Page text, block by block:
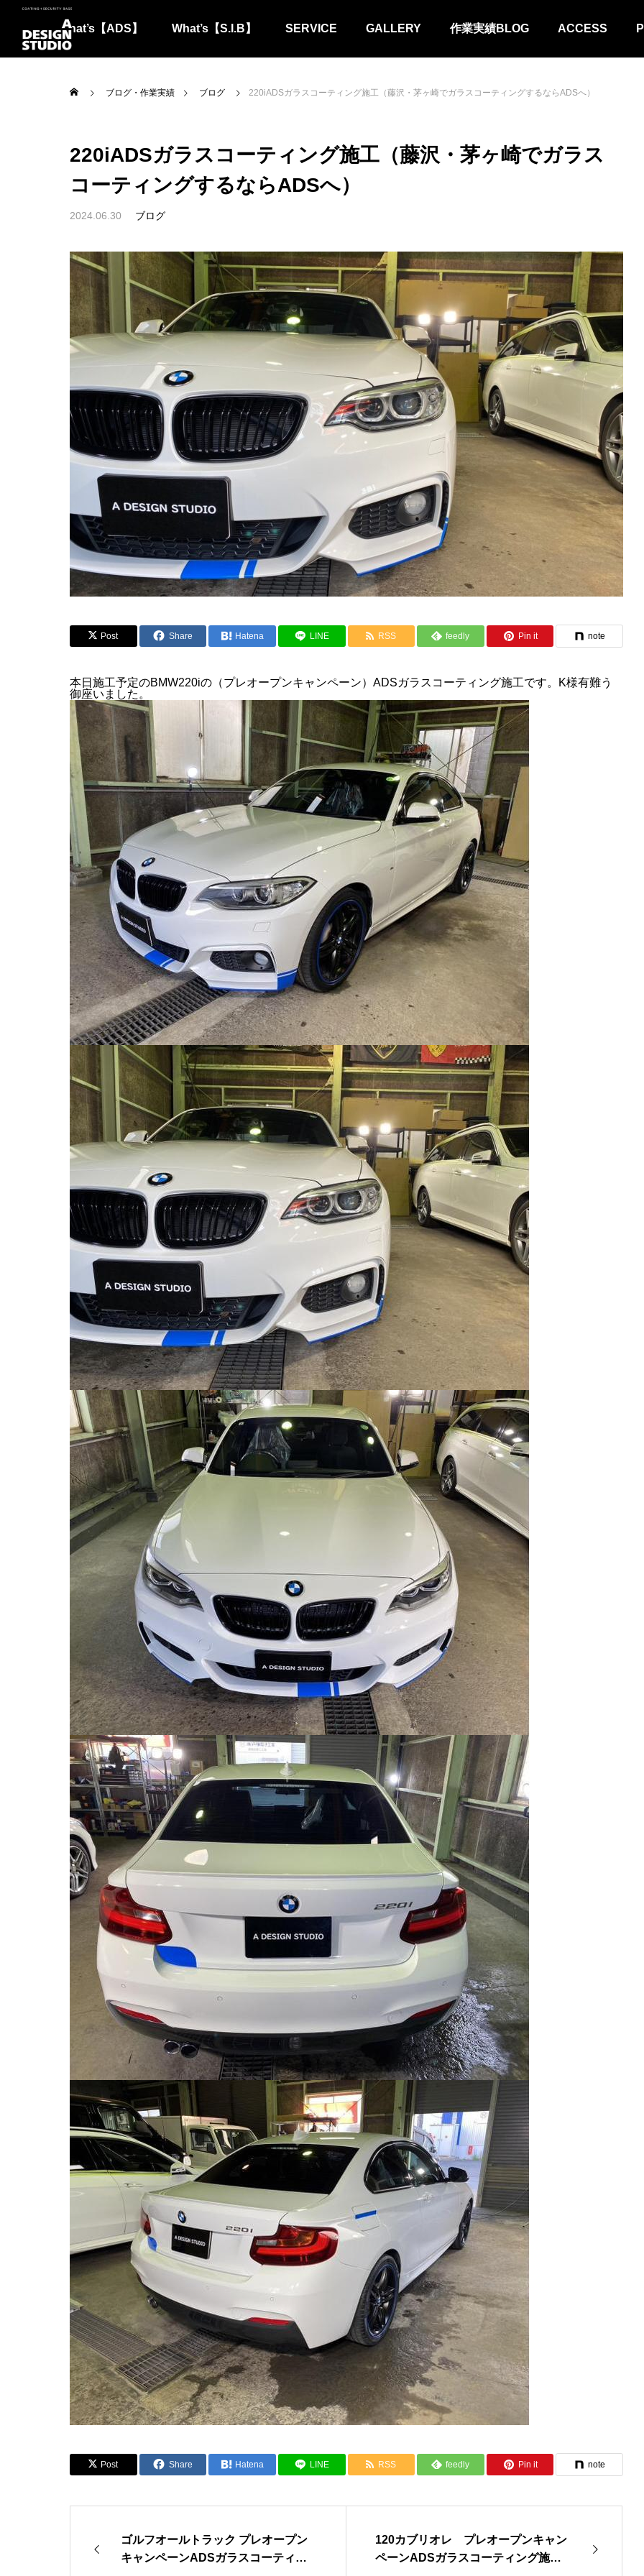
What’s【ADS】 What’s【S.I.B】 SERVICE GALLERY 作業実績BLOG ACCESS
ブログ・作業実績 ブログ 220iADSガラスコーティング施工（藤沢・茅ヶ崎でガラスコーティングするならADSへ）
220iADSガラスコーティング施工（藤沢・茅ヶ崎でガラス
コーティングするならADSへ）
2024.06.30 ブログ
Post Share Hatena LINE RSS feedly Pin it note
本日施工予定のBMW220iの（プレオープンキャンペーン）ADSガラスコーティング施工です。K様有難う
御座いました。
Post Share Hatena LINE RSS feedly Pin it note
ゴルフオールトラック プレオープン
キャンペーンADSガラスコーティン
120カブリオレ プレオープンキャン
ペーンADSガラスコーティング施工